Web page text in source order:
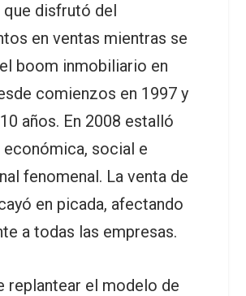
que disfrutó del
en ventas mientras se
boom inmobiliario en
comienzos en 1997 y
años. En 2008 estalló
económica, social e
fenomenal. La venta de
en picada, afectando
a todas las empresas.
replantear el modelo de